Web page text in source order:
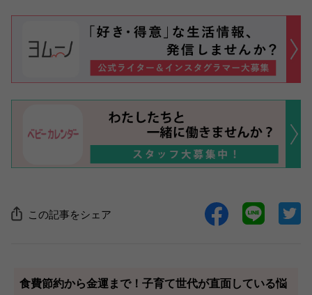
この記事をシェア
食費節約から金運まで！子育て世代が直面している悩